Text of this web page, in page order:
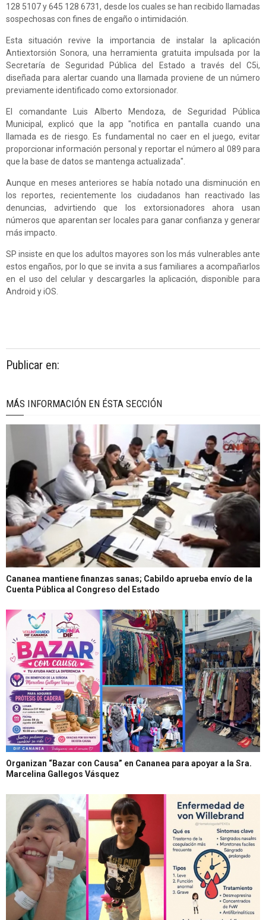
128 5107 y 645 128 6731, desde los cuales se han recibido llamadas
sospechosas con fines de engaño o intimidación.
Esta situación revive la importancia de instalar la aplicación
Antiextorsión Sonora, una herramienta gratuita impulsada por la
Secretaría de Seguridad Pública del Estado a través del C5i,
diseñada para alertar cuando una llamada proviene de un número
previamente identificado como extorsionador.
El comandante Luis Alberto Mendoza, de Seguridad Pública
Municipal, explicó que la app "notifica en pantalla cuando una
llamada es de riesgo. Es fundamental no caer en el juego, evitar
proporcionar información personal y reportar el número al 089 para
que la base de datos se mantenga actualizada".
Aunque en meses anteriores se había notado una disminución en
los reportes, recientemente los ciudadanos han reactivado las
denuncias, advirtiendo que los extorsionadores ahora usan
números que aparentan ser locales para ganar confianza y generar
más impacto.
SP insiste en que los adultos mayores son los más vulnerables ante
estos engaños, por lo que se invita a sus familiares a acompañarlos
en el uso del celular y descargarles la aplicación, disponible para
Android y iOS.
Publicar en:
MÁS INFORMACIÓN EN ÉSTA SECCIÓN
Cananea mantiene finanzas sanas; Cabildo aprueba envío de la
Cuenta Pública al Congreso del Estado
Organizan “Bazar con Causa” en Cananea para apoyar a la Sra.
Marcelina Gallegos Vásquez